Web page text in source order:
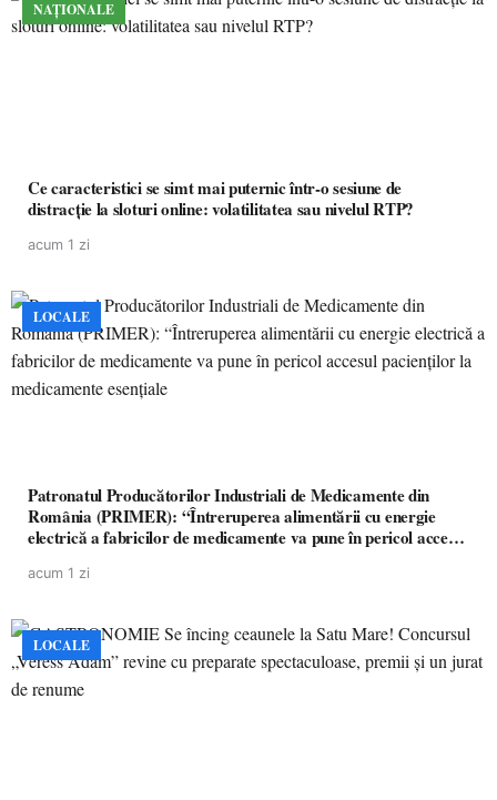
NAȚIONALE
Ce caracteristici se simt mai puternic într-o sesiune de
distracție la sloturi online: volatilitatea sau nivelul RTP?
acum 1 zi
LOCALE
Patronatul Producătorilor Industriali de Medicamente din
România (PRIMER): “Întreruperea alimentării cu energie
electrică a fabricilor de medicamente va pune în pericol accesul
acum 1 zi
LOCALE